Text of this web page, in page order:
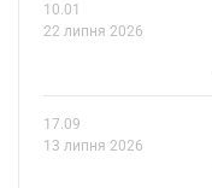
10.01
22 липня 2026
17.09
13 липня 2026